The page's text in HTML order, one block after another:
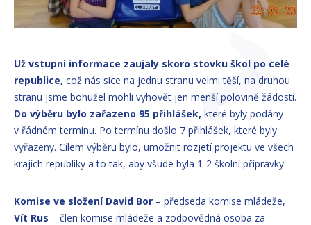
Už vstupní informace zaujaly skoro stovku škol po celé
republice, což nás sice na jednu stranu velmi těší, na druhou
stranu jsme bohužel mohli vyhovět jen menší polovině žádostí.
Do výběru bylo zařazeno 95 přihlášek, které byly podány
v řádném termínu. Po termínu došlo 7 přihlášek, které byly
vyřazeny. Cílem výběru bylo, umožnit rozjetí projektu ve všech
krajích republiky a to tak, aby všude byla 1-2 školní přípravky.
Komise ve složení David Bor – předseda komise mládeže,
Vít Rus – člen komise mládeže a zodpovědná osoba za